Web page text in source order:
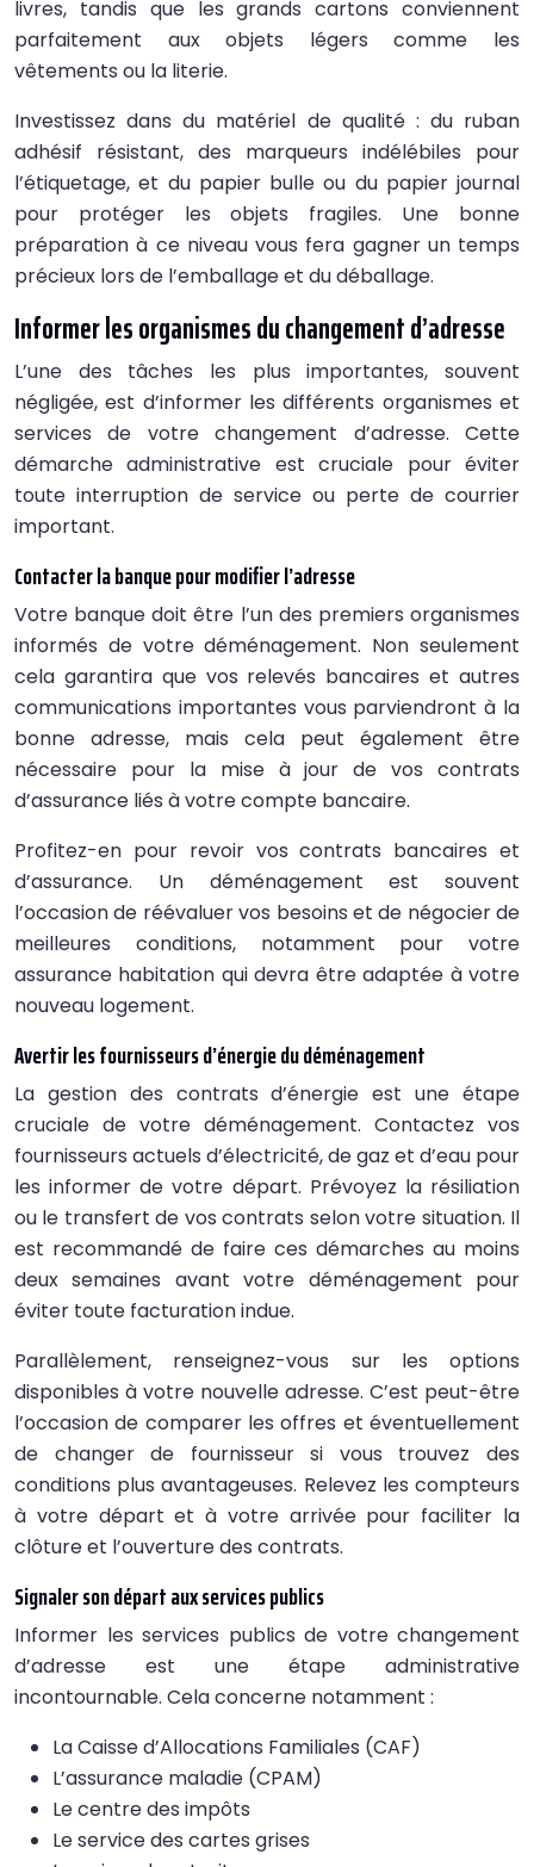
livres, tandis que les grands cartons conviennent
parfaitement aux objets légers comme les
vêtements ou la literie.
Investissez dans du matériel de qualité : du ruban
adhésif résistant, des marqueurs indélébiles pour
l’étiquetage, et du papier bulle ou du papier journal
pour protéger les objets fragiles. Une bonne
préparation à ce niveau vous fera gagner un temps
précieux lors de l’emballage et du déballage.
Informer les organismes du changement d’adresse
L’une des tâches les plus importantes, souvent
négligée, est d’informer les différents organismes et
services de votre changement d’adresse. Cette
démarche administrative est cruciale pour éviter
toute interruption de service ou perte de courrier
important.
Contacter la banque pour modifier l’adresse
Votre banque doit être l’un des premiers organismes
informés de votre déménagement. Non seulement
cela garantira que vos relevés bancaires et autres
communications importantes vous parviendront à la
bonne adresse, mais cela peut également être
nécessaire pour la mise à jour de vos contrats
d’assurance liés à votre compte bancaire.
Profitez-en pour revoir vos contrats bancaires et
d’assurance. Un déménagement est souvent
l’occasion de réévaluer vos besoins et de négocier de
meilleures conditions, notamment pour votre
assurance habitation qui devra être adaptée à votre
nouveau logement.
Avertir les fournisseurs d’énergie du déménagement
La gestion des contrats d’énergie est une étape
cruciale de votre déménagement. Contactez vos
fournisseurs actuels d’électricité, de gaz et d’eau pour
les informer de votre départ. Prévoyez la résiliation
ou le transfert de vos contrats selon votre situation. Il
est recommandé de faire ces démarches au moins
deux semaines avant votre déménagement pour
éviter toute facturation indue.
Parallèlement, renseignez-vous sur les options
disponibles à votre nouvelle adresse. C’est peut-être
l’occasion de comparer les offres et éventuellement
de changer de fournisseur si vous trouvez des
conditions plus avantageuses. Relevez les compteurs
à votre départ et à votre arrivée pour faciliter la
clôture et l’ouverture des contrats.
Signaler son départ aux services publics
Informer les services publics de votre changement
d’adresse est une étape administrative
incontournable. Cela concerne notamment :
La Caisse d’Allocations Familiales (CAF)
L’assurance maladie (CPAM)
Le centre des impôts
Le service des cartes grises